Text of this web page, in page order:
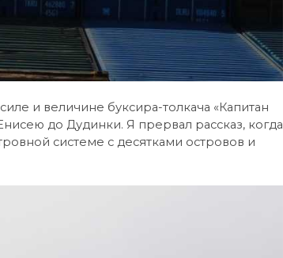
и величине буксира-толкача «Капитан
до Дудинки. Я прервал рассказ, когда
системе с десятками островов и